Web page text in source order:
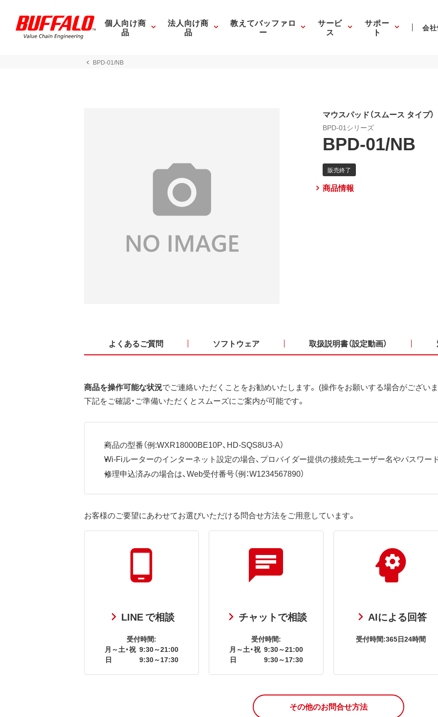
個人向け商
品
法人向け商
品
教えてバッファロ
ー
サービ
ス
サポー
ト 会
BPD-01/NB
マウスパッド（スムース タイプ）
BPD-01シリーズ
BPD-01/NB
商品情報
よくあるご質問 ソフトウェア 取扱説明書（設定動画）
商品を操作可能な状況でご連絡いただくことをお勧めいたします。 (操作をお願いする場合がござい
下記をご確認・ご準備いただくとスムーズにご案内が可能です。
商品の型番（例:WXR18000BE10P、HD-SQS8U3-A）
Wi-Fiルーターのインターネット設定の場合、プロバイダー提供の接続先ユーザー名やパスワー
修理申込済みの場合は、Web受付番号（例：W1234567890）
お客様のご要望にあわせてお選びいただける問合せ方法をご用意しています。
LINE で相談
受付時間:
月～土・祝 9:30～21:00
日
9:30～17:30
チャットで相談
受付時間:
月～土・祝 9:30～21:00
日
9:30～17:30
AIによる回答
受付時間:365日24時間
その他のお問合せ方法